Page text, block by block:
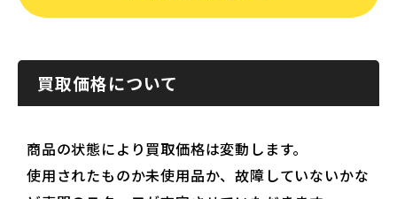
買取価格について
商品の状態により買取価格は変動します。
使用されたものか未使用品か、故障していないかな